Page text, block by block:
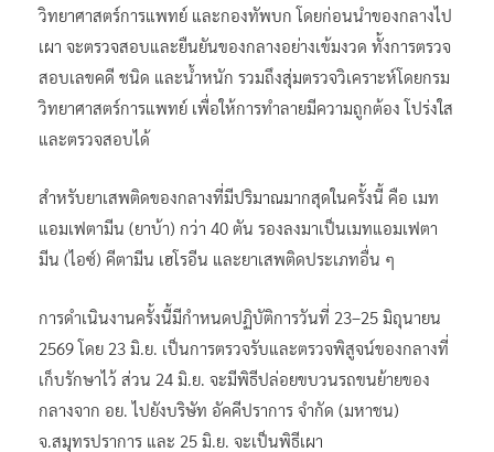
วิทยาศาสตร์การแพทย์ และกองทัพบก โดยก่อนนำของกลางไป
เผา จะตรวจสอบและยืนยันของกลางอย่างเข้มงวด ทั้งการตรวจ
สอบเลขคดี ชนิด และน้ำหนัก รวมถึงสุ่มตรวจวิเคราะห์โดยกรม
วิทยาศาสตร์การแพทย์ เพื่อให้การทำลายมีความถูกต้อง โปร่งใส
และตรวจสอบได้
สำหรับยาเสพติดของกลางที่มีปริมาณมากสุดในครั้งนี้ คือ เมท
แอมเฟตามีน (ยาบ้า) กว่า 40 ตัน รองลงมาเป็นเมทแอมเฟตา
มีน (ไอซ์) คีตามีน เฮโรอีน และยาเสพติดประเภทอื่น ๆ
การดำเนินงานครั้งนี้มีกำหนดปฏิบัติการวันที่ 23–25 มิถุนายน
2569 โดย 23 มิ.ย. เป็นการตรวจรับและตรวจพิสูจน์ของกลางที่
เก็บรักษาไว้ ส่วน 24 มิ.ย. จะมีพิธีปล่อยขบวนรถขนย้ายของ
กลางจาก อย. ไปยังบริษัท อัคคีปราการ จำกัด (มหาชน)
จ.สมุทรปราการ และ 25 มิ.ย. จะเป็นพิธีเผา